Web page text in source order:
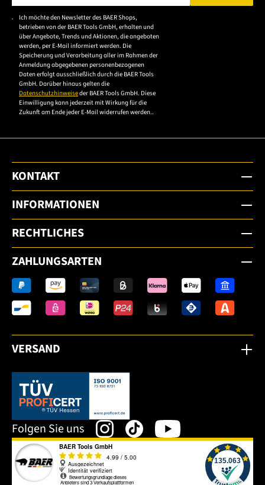
Bitte geben Sie eine gültige E-Mail-Adresse ein.
Ich möchte den Newsletter des BAER Shops,
betrieben von der BAER Tools GmbH, erhalten und
über Angebote, Trends und Aktionen, die angeboten
werden, per E-Mail informiert werden. Die
Speicherung und Verarbeitung aller im Rahmen der
Anmeldung abgegebenen personenbezogenen
Daten erfolgt ausschließlich durch die BAER Tools
GmbH. Darüber hinaus gelten die
Datenschutzhinweiseder BAER Tools GmbH. Diese
Einwilligung kann jederzeit mit Wirkung für die
Zukunft am Ende jeder E-Mail widerrufen werden..
KONTAKT
INFORMATIONEN
RECHTLICHES
ZAHLUNGSARTEN
VERSAND
Dieser Link öffnet sich in einem neuen Tab.
Folgen Sie uns